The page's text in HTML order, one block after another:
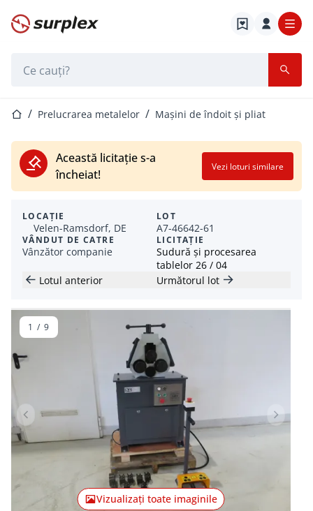
Pagina de start
Pagina de start
Prelucrarea metalelor Mașini de îndoit și pliat
Această licitație s-a
încheiat!
Vezi loturi similare
LOCAȚIE
Velen-Ramsdorf, DE
VÂNDUT DE CATRE
Vânzător companie
LOT
A7-46642-61
LICITAȚIE
Sudură și procesarea
tablelor 26 / 04
Lotul anterior
Următorul lot
Articolul anterior
Vizualizați toate imaginile
1 / 9